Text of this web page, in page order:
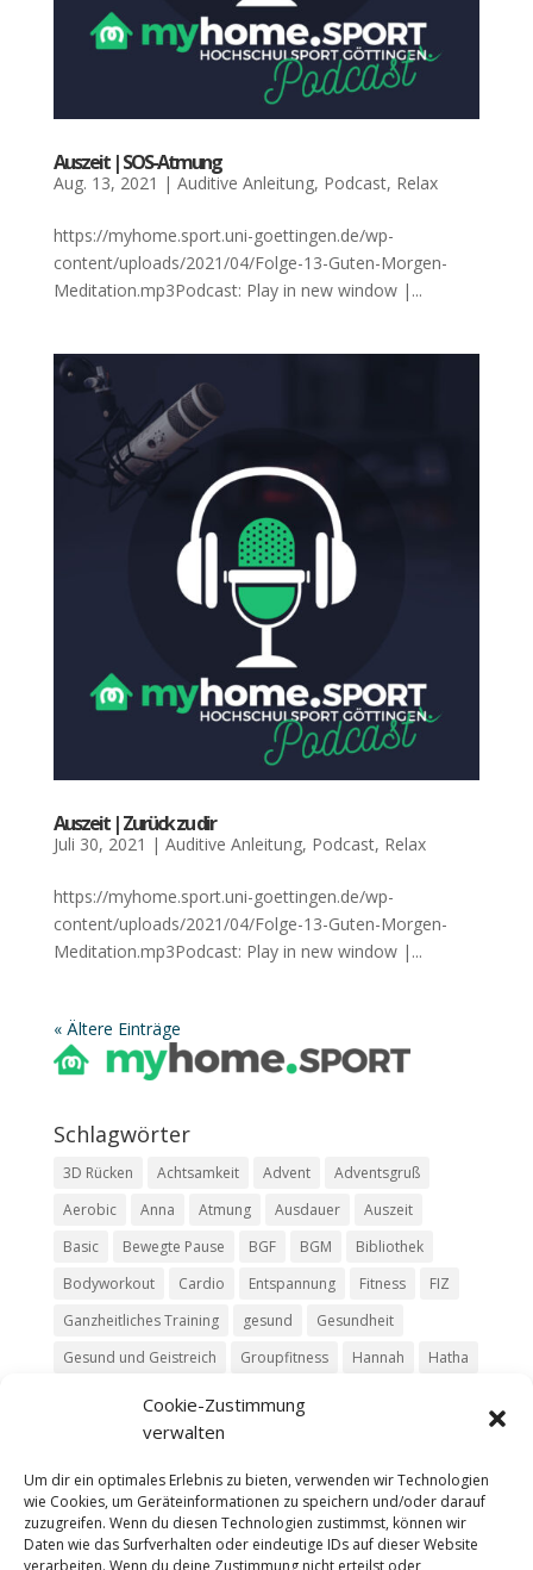
Cookie-Zustimmung
verwalten
Um dir ein optimales Erlebnis zu bieten, verwenden wir Technologien
wie Cookies, um Geräteinformationen zu speichern und/oder darauf
zuzugreifen. Wenn du diesen Technologien zustimmst, können wir
Daten wie das Surfverhalten oder eindeutige IDs auf dieser Website
verarbeiten. Wenn du deine Zustimmung nicht erteilst oder
Aus­zeit | SOS-Atmung
Aug. 13, 2021 | Auditive Anleitung, Podcast, Relax
https://myhome.sport.uni-goettingen.de/wp-
content/uploads/2021/04/Folge-13-Guten-Morgen-
Meditation.mp3Podcast: Play in new window |...
Aus­zeit | Zurück zu dir
Juli 30, 2021 | Auditive Anleitung, Podcast, Relax
https://myhome.sport.uni-goettingen.de/wp-
content/uploads/2021/04/Folge-13-Guten-Morgen-
Meditation.mp3Podcast: Play in new window |...
« Ältere Einträge
Schlag­wör­ter
3D Rücken Achtsamkeit Advent
Adventsgruß
Aerobic
Anna Atmung Ausdauer
Auszeit
Basic
Bewegte Pause BGF BGM
Bibliothek
Bodyworkout
Cardio Entspannung Fitness
FIZ
Ganzheitliches Training
gesund
Gesundheit
Gesund und Geistreich
Groupfitness Hannah
Hatha
Move Pause
Vinyasa
Yoga